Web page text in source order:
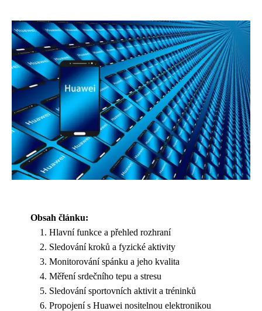
Obsah článku:
Hlavní funkce a přehled rozhraní
Sledování kroků a fyzické aktivity
Monitorování spánku a jeho kvalita
Měření srdečního tepu a stresu
Sledování sportovních aktivit a tréninků
Propojení s Huawei nositelnou elektronikou